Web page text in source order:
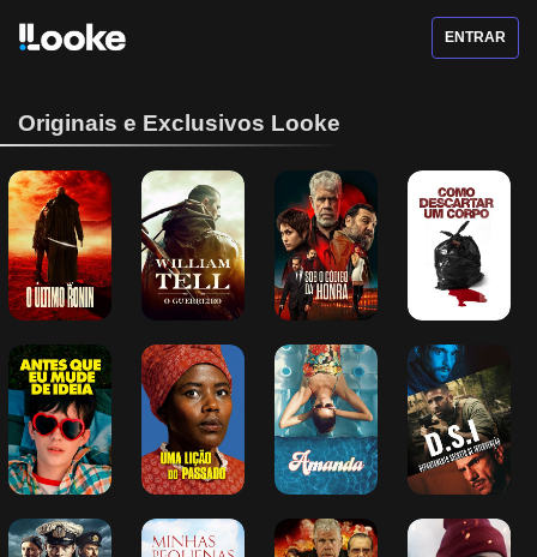
ENTRAR
Originais e Exclusivos Looke
O Último Ronin
William Tell - O
Guerreiro
Sob o Código
da Honra
Descartar um
Corpo
Antes Que Eu
Mude de Ideia
Uma Lição do
Passado
Amanda
DSI:
Departamento
Secreto de
Intervenção
Abaixo da
Superfície
Minhas
Pequenas
Em Dívida com
a Sorte
Um Sonho em
Pedaços